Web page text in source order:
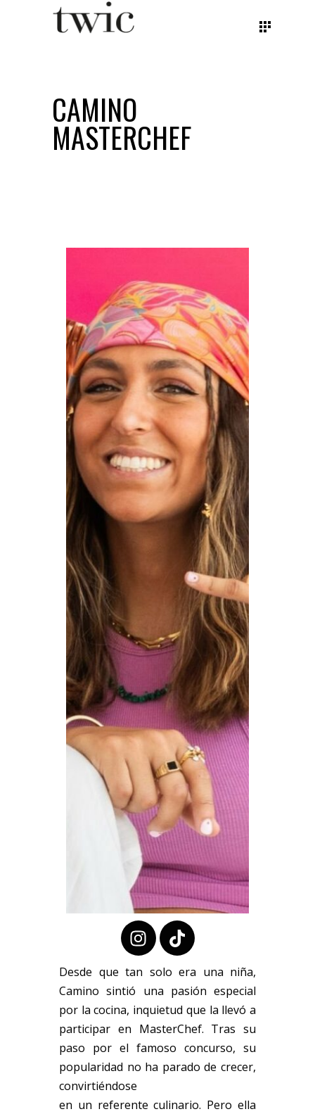
CAMINO
MASTERCHEF
Desde que tan solo era una niña,
Camino sintió una pasión especial
por la cocina, inquietud que la llevó a
participar en MasterChef. Tras su
paso por el famoso concurso, su
popularidad no ha parado de crecer,
convirtiéndose
en un referente culinario. Pero ella